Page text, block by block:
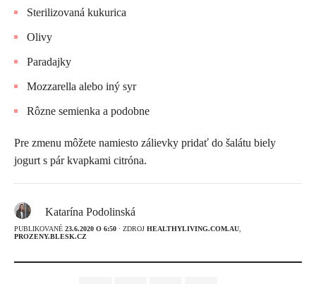
Sterilizovaná kukurica
Olivy
Paradajky
Mozzarella alebo iný syr
Rôzne semienka a podobne
Pre zmenu môžete namiesto zálievky pridať do šalátu biely
jogurt s pár kvapkami citróna.
Katarína Podolinská
PUBLIKOVANÉ 23.6.2020 O 6:50 · ZDROJ HEALTHYLIVING.COM.AU
PROZENY.BLESK.CZ